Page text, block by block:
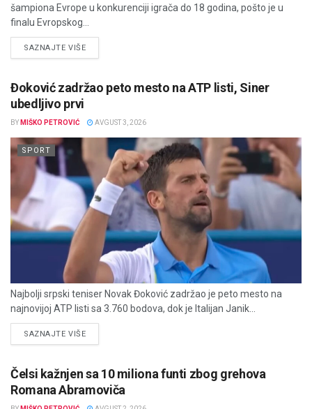
šampiona Evrope u konkurenciji igrača do 18 godina, pošto je u
finalu Evropskog...
SAZNAJTE VIŠEDETAILS
Đoković zadržao peto mesto na ATP listi, Siner
ubedljivo prvi
BY MIŠKO PETROVIĆ AVGUST 3, 2026
SPORT
Najbolji srpski teniser Novak Đoković zadržao je peto mesto na
najnovijoj ATP listi sa 3.760 bodova, dok je Italijan Janik...
SAZNAJTE VIŠEDETAILS
Čelsi kažnjen sa 10 miliona funti zbog grehova
Romana Abramoviča